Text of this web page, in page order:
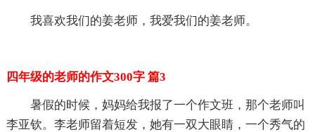
我喜欢我们的姜老师，我爱我们的姜老师。
四年级的老师的作文300字 篇3
暑假的时候，妈妈给我报了一个作文班，那个老师叫
李亚钦。李老师留着短发，她有一双大眼睛，一个秀气的